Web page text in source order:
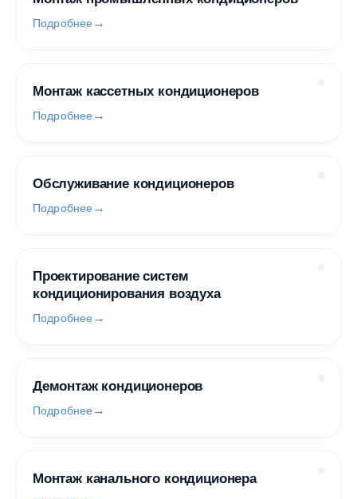
Подробнее
Монтаж кассетных кондиционеров
Подробнее
Обслуживание кондиционеров
Подробнее
Проектирование систем
кондиционирования воздуха
Подробнее
Демонтаж кондиционеров
Подробнее
Монтаж канального кондиционера